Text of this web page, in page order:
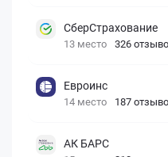
СберСтрахование
13 место 326
Евроинс
14 место 187
АК БАРС